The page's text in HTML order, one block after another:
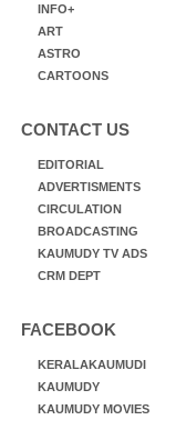
INFO+
ART
ASTRO
CARTOONS
CONTACT US
EDITORIAL
ADVERTISMENTS
CIRCULATION
BROADCASTING
KAUMUDY TV ADS
CRM DEPT
FACEBOOK
KERALAKAUMUDI
KAUMUDY
KAUMUDY MOVIES